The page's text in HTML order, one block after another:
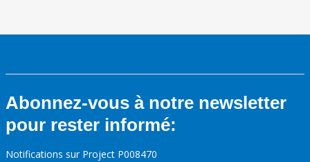
Abonnez-vous à notre newsletter
pour rester informé:
Notifications sur Project P008470